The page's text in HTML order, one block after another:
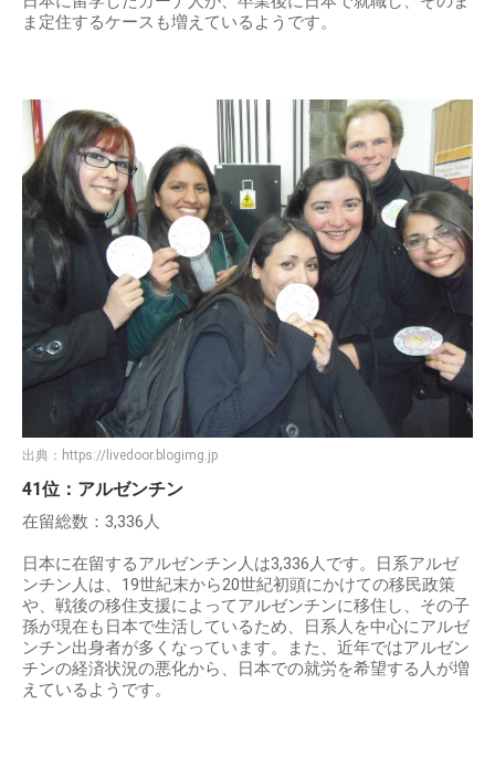
ま定住するケースも増えているようです。
出典： https://livedoor.blogimg.jp
41位：アルゼンチン
在留総数：3,336人
日本に在留するアルゼンチン人は3,336人です。日系アルゼ
ンチン人は、19世紀末から20世紀初頭にかけての移民政策
や、戦後の移住支援によってアルゼンチンに移住し、その子
孫が現在も日本で生活しているため、日系人を中心にアルゼ
ンチン出身者が多くなっています。また、近年ではアルゼン
チンの経済状況の悪化から、日本での就労を希望する人が増
えているようです。